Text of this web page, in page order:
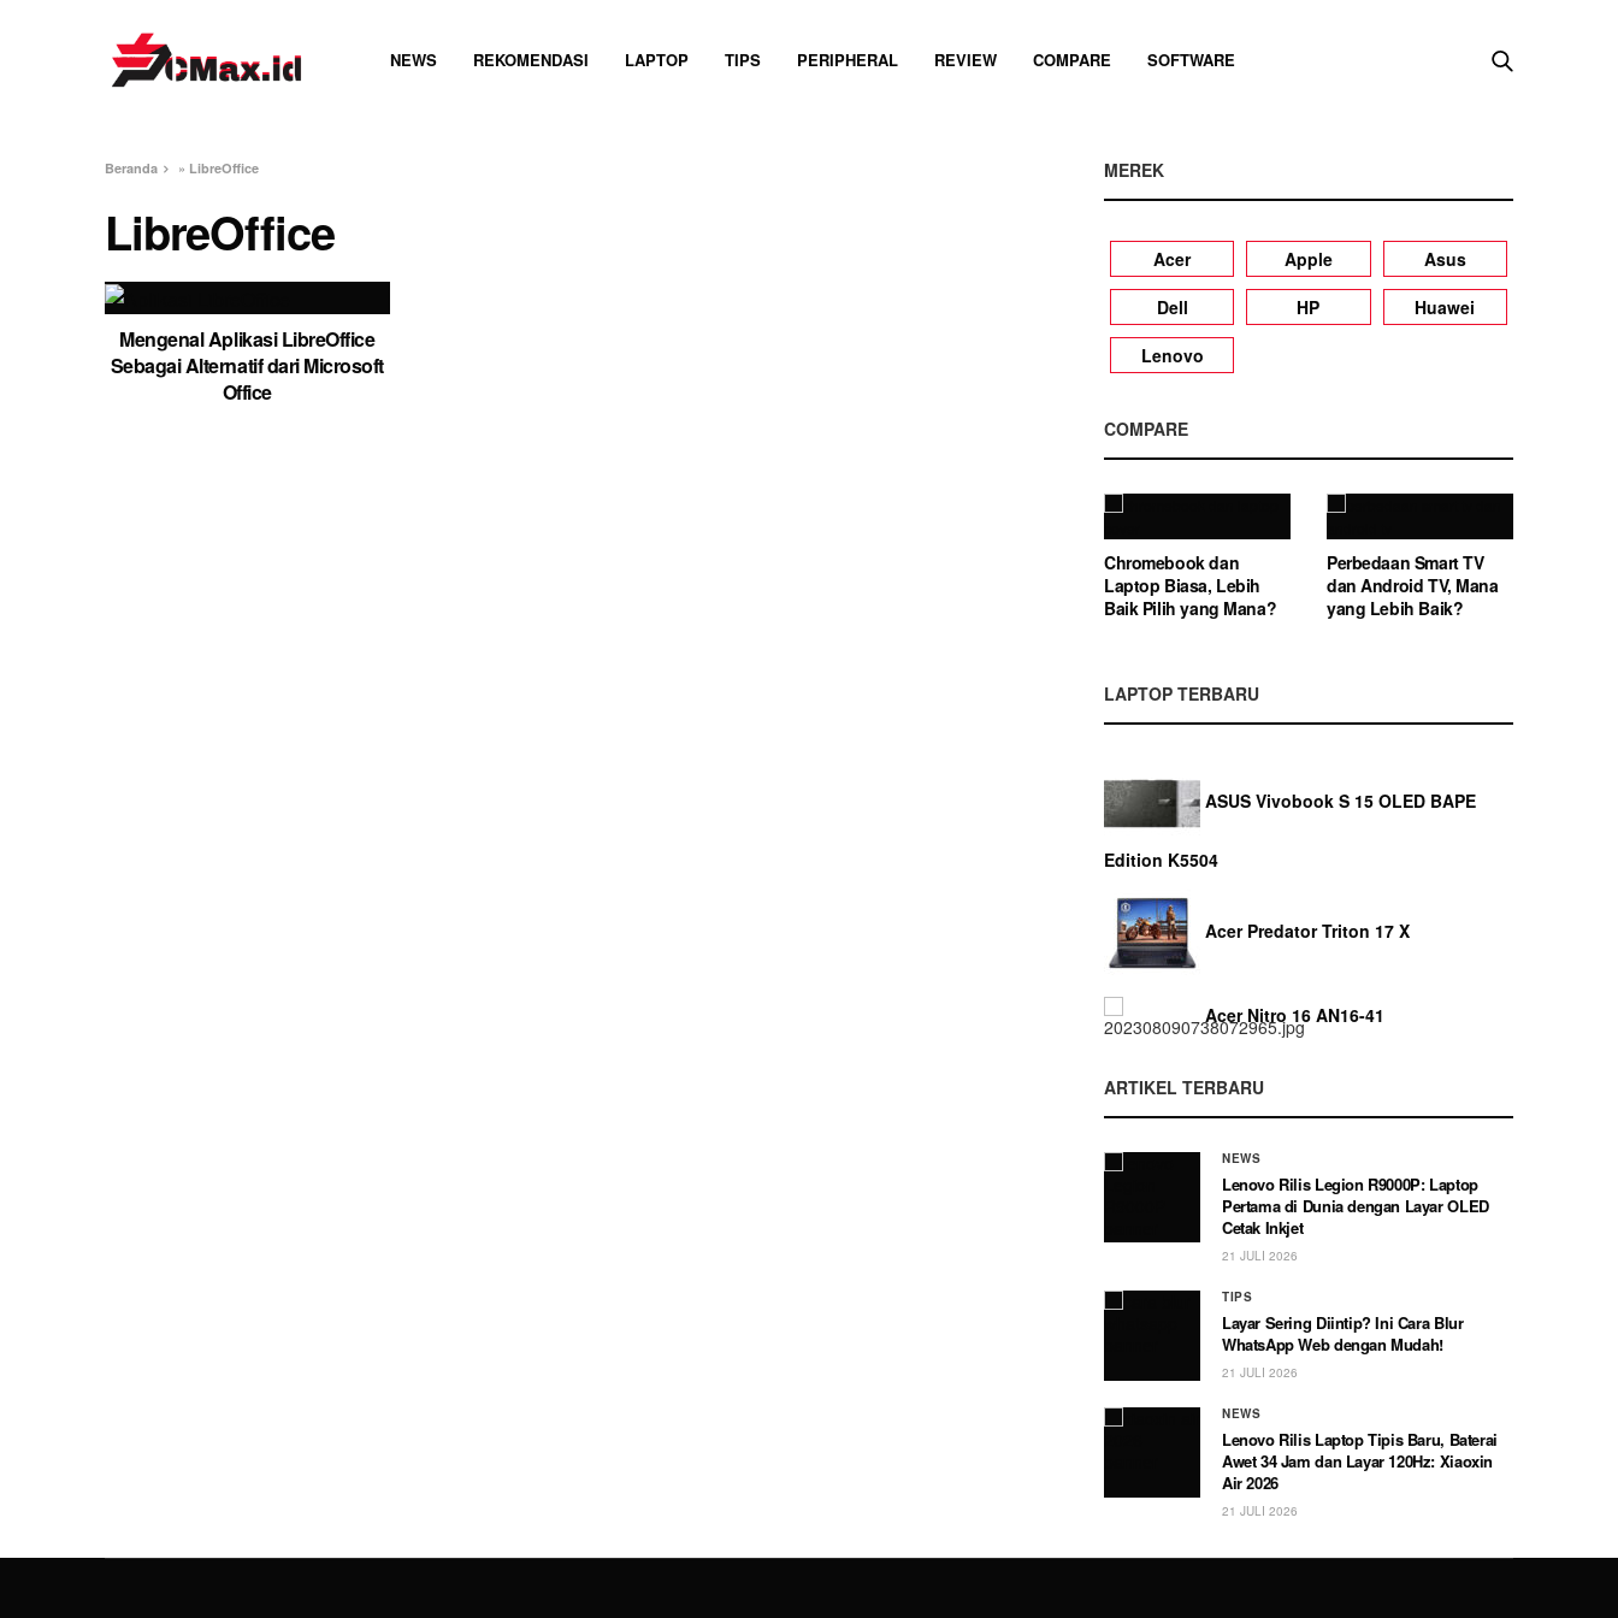
NEWS REKOMENDASI LAPTOP TIPS PERIPHERAL REVIEW COMPARE SOFTWARE
Beranda » LibreOffice
LibreOffice
Mengenal Aplikasi LibreOffice
Sebagai Alternatif dari Microsoft
Office
MEREK
Acer Apple
Asus
Dell
HP
Huawei
Lenovo
COMPARE
Chromebook dan
Laptop Biasa, Lebih
Baik Pilih yang Mana?
Perbedaan Smart TV
dan Android TV, Mana
yang Lebih Baik?
LAPTOP TERBARU
ASUS Vivobook S 15 OLED BAPE
Edition K5504
Acer Predator Triton 17 X
Acer Nitro 16 AN16-41
ARTIKEL TERBARU
NEWS
Lenovo Rilis Legion R9000P: Laptop
Pertama di Dunia dengan Layar OLED
Cetak Inkjet
21 JULI 2026
TIPS
Layar Sering Diintip? Ini Cara Blur
WhatsApp Web dengan Mudah!
21 JULI 2026
NEWS
Lenovo Rilis Laptop Tipis Baru, Baterai
Awet 34 Jam dan Layar 120Hz: Xiaoxin
Air 2026
21 JULI 2026